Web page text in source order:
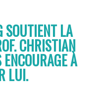
SOUTIENT LA
CHRISTIAN
À
LUI.